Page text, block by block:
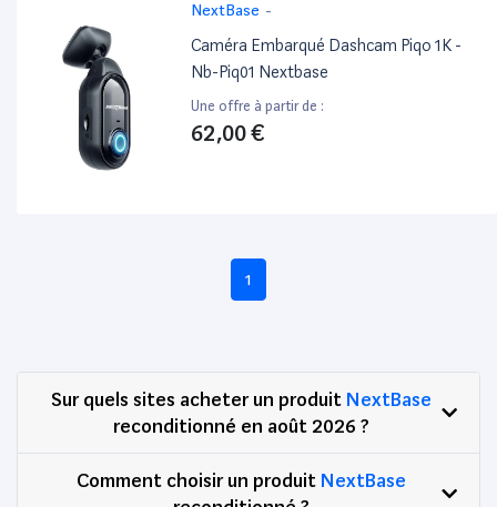
NextBase -
Caméra Embarqué Dashcam Piqo 1K -
Nb-Piq01 Nextbase
Une offre à partir de :
62,00 €
1
Sur quels sites acheter un produit NextBase
reconditionné en août 2026 ?
Comment choisir un produit NextBase